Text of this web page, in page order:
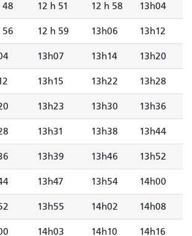
48 12 h 51 12 h 58 13h04
56 12 h 59 13h06 13h12
13h07 13h14 13h20
13h15 13h22 13h28
13h23 13h30 13h36
13h31 13h38 13h44
13h39 13h46 13h52
13h47 13h54 14h00
13h55 14h02 14h08
14h03 14h10 14h16